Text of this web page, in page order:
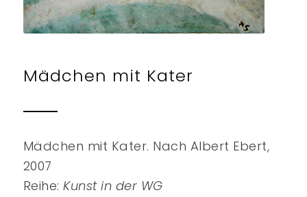
Mädchen mit Kater
Mädchen mit Kater. Nach Albert Ebert,
2007
Reihe:Kunst in der WG